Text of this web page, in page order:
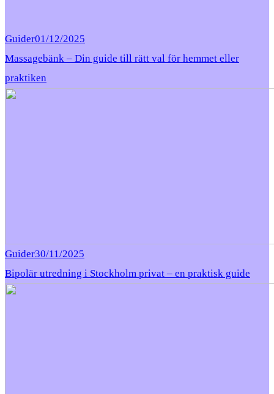
Guider01/12/2025
Massagebänk – Din guide till rätt val för hemmet eller
praktiken
Guider30/11/2025
Bipolär utredning i Stockholm privat – en praktisk guide